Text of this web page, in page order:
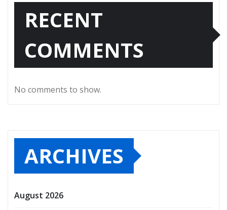
RECENT
COMMENTS
No comments to show.
ARCHIVES
August 2026